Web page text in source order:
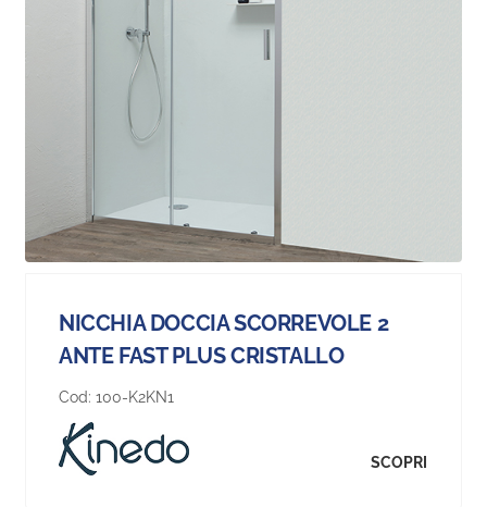
NICCHIA DOCCIA SCORREVOLE 2
ANTE FAST PLUS CRISTALLO
Cod: 100-K2KN1
SCOPRI